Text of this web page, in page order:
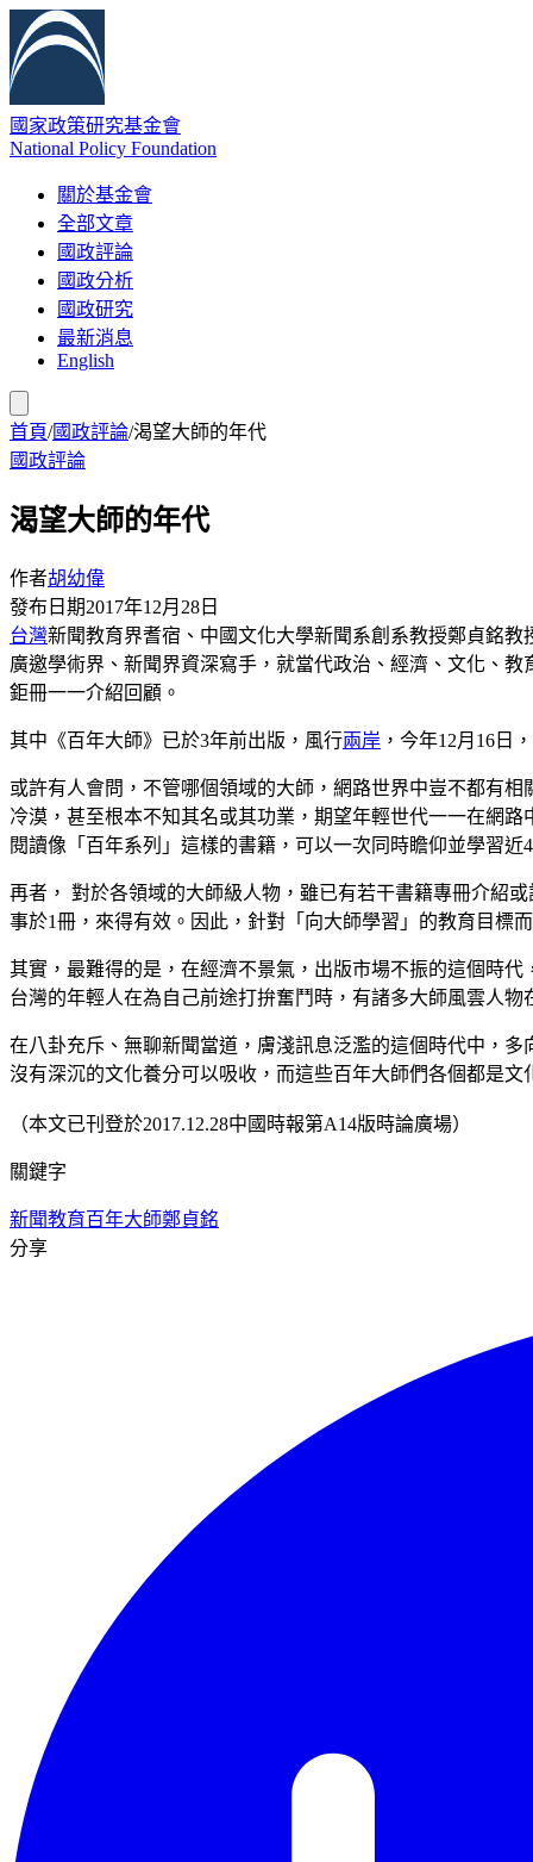
國家政策研究基金會
National Policy Foundation
關於基金會
全部文章
國政評論
國政分析
國政研究
最新消息
English
首頁/國政評論/渴望大師的年代
國政評論
渴望大師的年代
作者胡幼偉
發布日期2017年12月28日
台灣新聞教育界耆宿、中國文化大學新聞系創系教授鄭貞銘
廣邀學術界、新聞界資深寫手，就當代政治、經濟、文化、
鉅冊一一介紹回顧。
其中《百年大師》已於3年前出版，風行兩岸 ，今年12月16日
或許有人會問，不管哪個領域的大師，網路世界中豈不都有
冷漠，甚至根本不知其名或其功業，期望年輕世代一一在網
閱讀像「百年系列」這樣的書籍，可以一次同時瞻仰並學習
再者， 對於各領域的大師級人物，雖已有若干書籍專冊介紹
事於1冊，來得有效。因此，針對「向大師學習」的教育目標
其實，最難得的是，在經濟不景氣，出版市場不振的這個時
台灣的年輕人在為自己前途打拚奮鬥時，有諸多大師風雲人
在八卦充斥、無聊新聞當道，膚淺訊息泛濫的這個時代中，
沒有深沉的文化養分可以吸收，而這些百年大師們各個都是
（本文已刊登於2017.12.28中國時報第A14版時論廣場）
關鍵字
新聞教育百年大師鄭貞銘
分享